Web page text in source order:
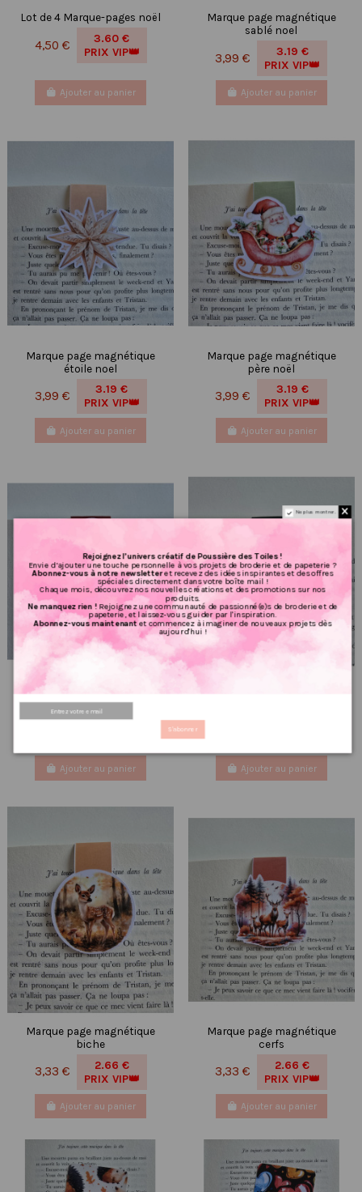
Lot de 4 Marque-pages noël
4,50 €
3.60 €
PRIX VIP👑
Ajouter au panier
Marque page magnétique
sablé noel
3,99 €
3.19 €
PRIX VIP👑
Ajouter au panier
Marque page magnétique
étoile noel
3,99 €
3.19 €
PRIX VIP👑
Ajouter au panier
Marque page magnétique
père noël
3,99 €
3.19 €
PRIX VIP👑
Ajouter au panier
Marque page magnétique
bonhomme pain d'épices
Ajouter au panier
Marque page magnétique
Ajouter au panier
Marque page magnétique
biche
3,33 €
2.66 €
PRIX VIP👑
Ajouter au panier
Marque page magnétique
cerfs
3,33 €
2.66 €
PRIX VIP👑
Ajouter au panier
Ne plus montrer.
Rejoignez l’univers créatif de Poussière des Toiles !
Envie d’ajouter une touche personnelle à vos projets de broderie et de papeterie ?
Abonnez-vous à notre newsletteret recevez des idées inspirantes et des offres
spéciales directement dans votre boîte mail !
Chaque mois, découvrez nos nouvelles créations et des promotions sur nos
produits.
Ne manquez rien !Rejoignez une communauté de passionné(e)s de broderie et de
papeterie, et laissez-vous guider par l'inspiration.
Abonnez-vous maintenantet commencez à imaginer de nouveaux projets dès
aujourd'hui !
S'abonner